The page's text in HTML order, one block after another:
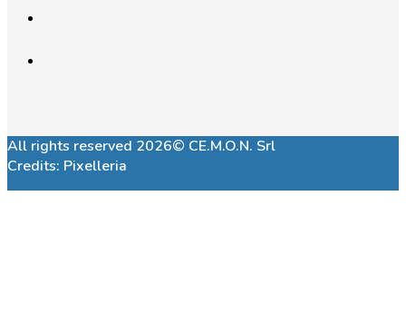
All rights reserved 2026© CE.M.O.N. Srl
Credits: Pixelleria